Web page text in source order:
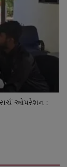
સર્ચ ઓપરેશન :